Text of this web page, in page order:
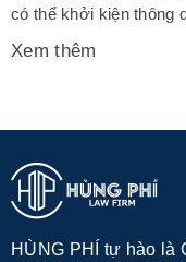
có thể khởi kiện thông
chi tiết cách viết 1.
Xem thêm
HÙNG PHÍ tự hào là